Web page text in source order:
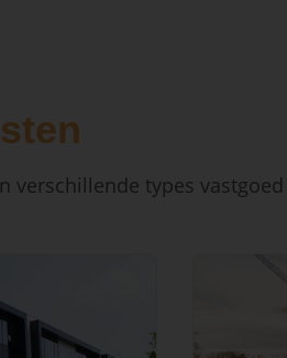
verschillende types vastgoed